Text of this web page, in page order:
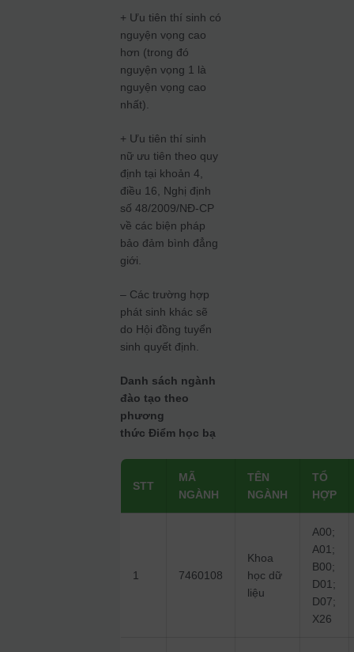
+ Ưu tiên thí sinh có
nguyện vọng cao
hơn (trong đó
nguyện vọng 1 là
nguyện vọng cao
nhất).
+ Ưu tiên thí sinh
nữ ưu tiên theo quy
định tại khoản 4,
điều 16, Nghị định
số 48/2009/NĐ-CP
về các biện pháp
bảo đảm bình đẳng
giới.
– Các trường hợp
phát sinh khác sẽ
do Hội đồng tuyển
sinh quyết định.
Danh sách ngành
đào tạo theo
phương
thức Điểm học bạ
STT
MÃ
NGÀNH
TÊN
NGÀNH
TỔ
HỢP
1 7460108
Khoa
học dữ
liệu
A00;
A01;
B00;
D01;
D07;
X26